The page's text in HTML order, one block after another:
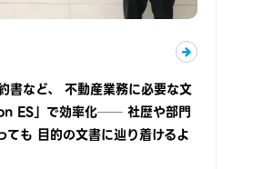
書など、 不動産業務に必要な文
ES」で効率化── 社歴や部門
ても 目的の文書に辿り着けるよ